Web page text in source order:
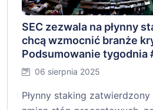
SEC zezwala na płynny
chcą wzmocnić branże
Podsumowanie tygodnia
06 sierpnia 2025
Płynny staking